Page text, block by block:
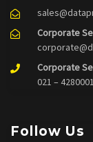
Follow Us
Corporate
Corporate
021 –